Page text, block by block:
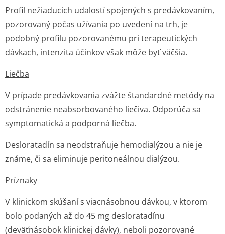
Profil nežiaducich udalostí spojených s predávkovaním,
pozorovaný počas užívania po uvedení na trh, je
podobný profilu pozorovanému pri terapeutických
dávkach, intenzita účinkov však môže byť väčšia.
Liečba
V prípade predávkovania zvážte štandardné metódy na
odstránenie neabsorbovaného liečiva. Odporúča sa
symptomatická a podporná liečba.
Desloratadín sa neodstraňuje hemodialýzou a nie je
známe, či sa eliminuje peritoneálnou dialýzou.
Príznaky
V klinickom skúšaní s viacnásobnou dávkou, v ktorom
bolo podaných až do 45 mg desloratadínu
(deväťnásobok klinickej dávky), neboli pozorované